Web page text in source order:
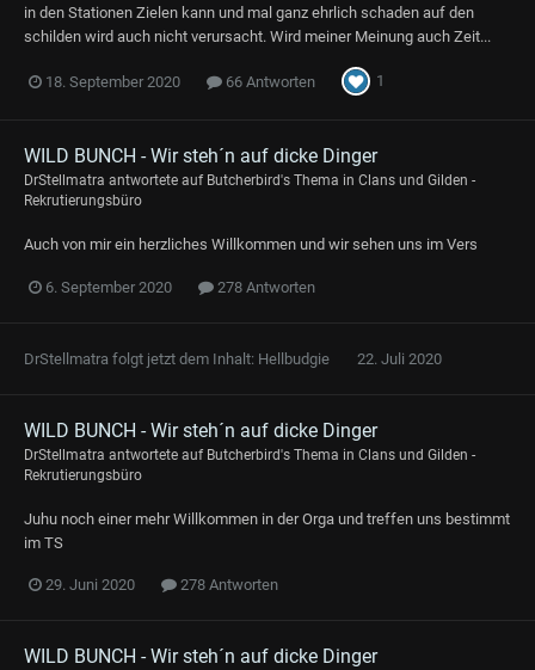
in den Stationen Zielen kann und mal ganz ehrlich schaden auf den
schilden wird auch nicht verursacht. Wird meiner Meinung auch Zeit...
18. September 2020 66 Antworten 1
WILD BUNCH - Wir steh´n auf dicke Dinger
DrStellmatra antwortete auf Butcherbird's Thema in Clans und Gilden -
Rekrutierungsbüro
Auch von mir ein herzliches Willkommen und wir sehen uns im Vers
6. September 2020 278 Antworten
DrStellmatra folgt jetzt dem Inhalt: Hellbudgie 22. Juli 2020
WILD BUNCH - Wir steh´n auf dicke Dinger
DrStellmatra antwortete auf Butcherbird's Thema in Clans und Gilden -
Rekrutierungsbüro
Juhu noch einer mehr Willkommen in der Orga und treffen uns bestimmt
im TS
29. Juni 2020 278 Antworten
WILD BUNCH - Wir steh´n auf dicke Dinger